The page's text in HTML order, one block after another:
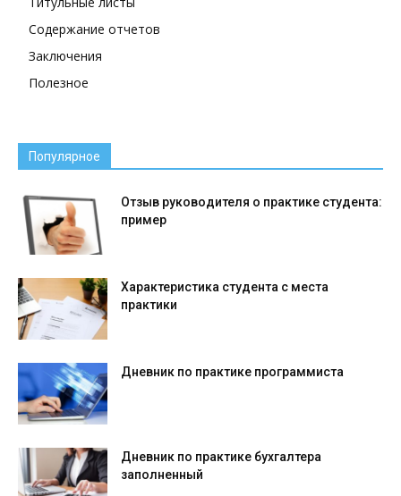
Содержание отчетов
Заключения
Полезное
Популярное
Отзыв руководителя о практике студента:
пример
Характеристика студента с места
практики
Дневник по практике программиста
Дневник по практике бухгалтера
заполненный